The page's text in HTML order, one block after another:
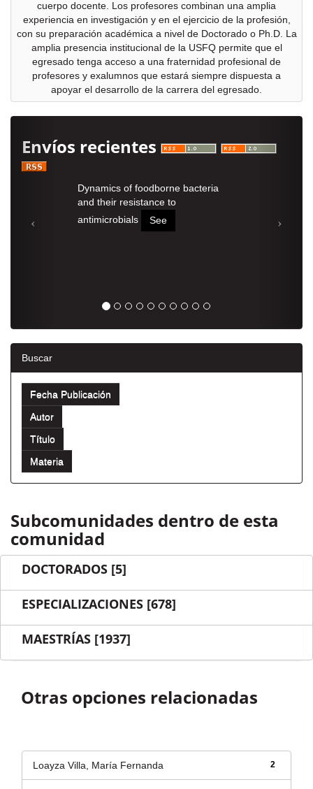
cuerpo docente. Los profesores combinan una amplia
experiencia en investigación y en el ejercicio de la profesión,
con su preparación académica a nivel de Doctorado o Ph.D. La
amplia presencia institucional de la USFQ permite que el
egresado tenga acceso a una fraternidad profesional de
profesores y exalumnos que estará siempre dispuesta a
apoyar el desarrollo de la carrera del egresado.
Envíos recientes
Dynamics of foodborne bacteria
and their resistance to
antimicrobials
See
Buscar
Subcomunidades dentro de esta
comunidad
DOCTORADOS [5]
ESPECIALIZACIONES [678]
MAESTRÍAS [1937]
Otras opciones relacionadas
2
Loayza Villa, María Fernanda